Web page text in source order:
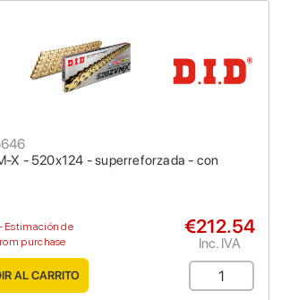
X - 520x124 - superreforzada - con
Estimación de
purchase
€212.54
Inc. IVA
AL CARRITO